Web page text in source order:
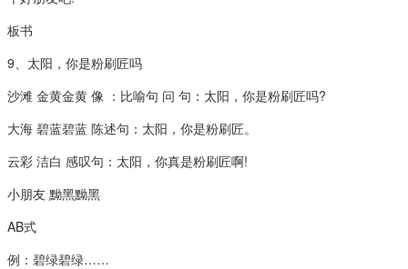
板书
9、太阳，你是粉刷匠吗
沙滩 金黄金黄 像 ：比喻句 问 句：太阳，你是粉刷匠吗?
大海 碧蓝碧蓝 陈述句：太阳，你是粉刷匠。
云彩 洁白 感叹句：太阳，你真是粉刷匠啊!
小朋友 黝黑黝黑
AB式
例：碧绿碧绿……